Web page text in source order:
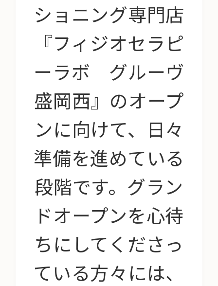
ショニング専門店
『フィジオセラピ
ーラボ グルーヴ
盛岡西』のオープ
ンに向けて、日々
準備を進めている
段階です。グラン
ドオープンを心待
ちにしてくださっ
ている方々には、